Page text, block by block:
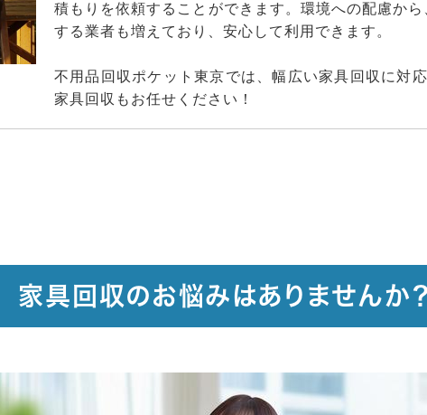
積もりを依頼することができます。環境への配慮か
する業者も増えており、安心して利用できます。
不用品回収ポケット東京では、幅広い家具回収に対
家具回収もお任せください！
家具回収のお悩みはありませんか